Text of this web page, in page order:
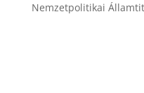
Nemzetpolitikai